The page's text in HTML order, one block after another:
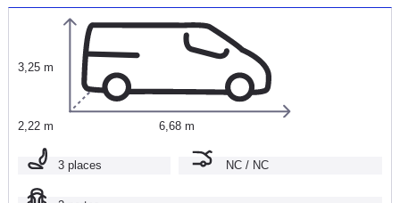
3,25 m
2,22 m 6,68 m
3 places NC / NC